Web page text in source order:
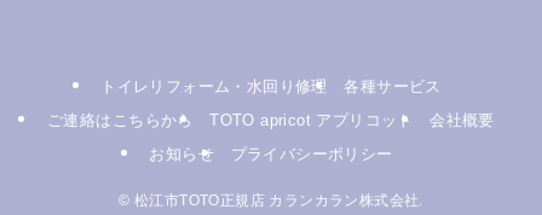
トイレリフォーム・水回り修理
各種サービス
ご連絡はこちらから
TOTO apricot アプリコット
会社概要
お知らせ
プライバシーポリシー
© 松江市TOTO正規店 カランカラン株式会社.